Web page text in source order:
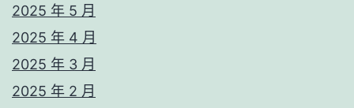
2025 年 5 月
2025 年 4 月
2025 年 3 月
2025 年 2 月